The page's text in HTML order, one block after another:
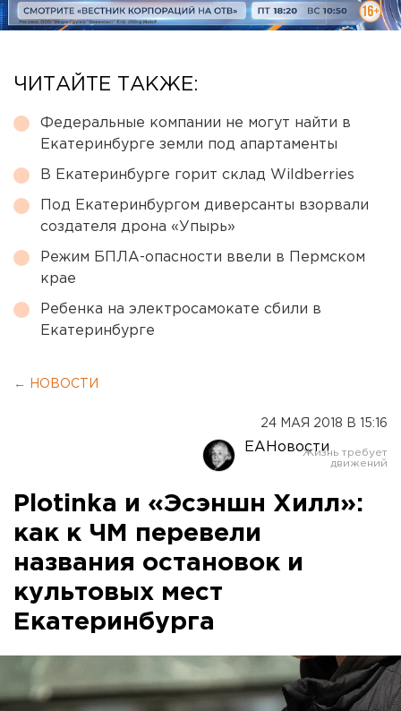
ЧИТАЙТЕ ТАКЖЕ:
Федеральные компании не могут найти в
Екатеринбурге земли под апартаменты
В Екатеринбурге горит склад Wildberries
Под Екатеринбургом диверсанты взорвали
создателя дрона «Упырь»
Режим БПЛА-опасности ввели в Пермском
крае
Ребенка на электросамокате сбили в
Екатеринбурге
← НОВОСТИ
24 МАЯ 2018 В 15:16
ЕАНовости
Plotinka и «Эсэншн Хилл»:
как к ЧМ перевели
названия остановок и
культовых мест
Екатеринбурга